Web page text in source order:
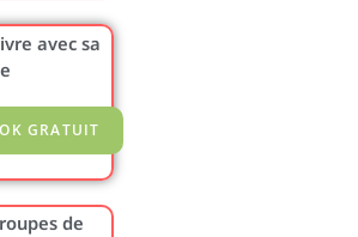
avec sa
de